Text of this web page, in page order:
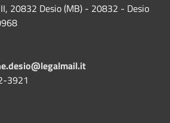
20832 Desio (MB) - 20832 - Desio
3921